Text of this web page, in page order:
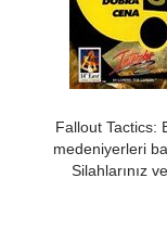
Fallout Tactics:
medeniyerleri
Silahlarınız